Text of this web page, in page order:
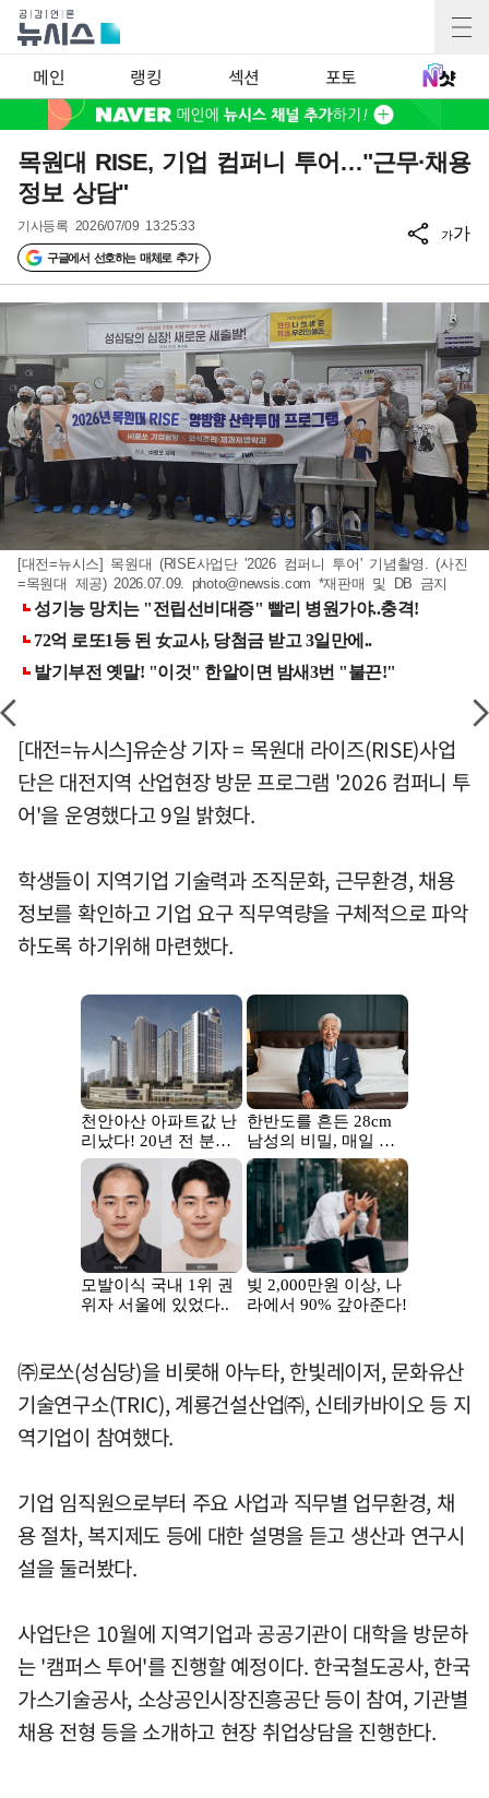
메인 랭킹 섹션 포토
목원대 RISE, 기업 컴퍼니 투어…"근무·채용
정보 상담"
기사등록 2026/07/09 13:25:33
구글에서 선호하는 매체로 추가
가가
[대전=뉴시스] 목원대 (RISE사업단 '2026 컴퍼니 투어' 기념촬영. (사진
=목원대 제공) 2026.07.09. photo@newsis.com *재판매 및 DB 금지
[대전=뉴시스]유순상 기자 = 목원대 라이즈(RISE)사업
단은 대전지역 산업현장 방문 프로그램 '2026 컴퍼니 투
어'을 운영했다고 9일 밝혔다.
학생들이 지역기업 기술력과 조직문화, 근무환경, 채용
정보를 확인하고 기업 요구 직무역량을 구체적으로 파악
하도록 하기위해 마련했다.
㈜로쏘(성심당)을 비롯해 아누타, 한빛레이저, 문화유산
기술연구소(TRIC), 계룡건설산업㈜, 신테카바이오 등 지
역기업이 참여했다.
기업 임직원으로부터 주요 사업과 직무별 업무환경, 채
용 절차, 복지제도 등에 대한 설명을 듣고 생산과 연구시
설을 둘러봤다.
사업단은 10월에 지역기업과 공공기관이 대학을 방문하
는 '캠퍼스 투어'를 진행할 예정이다. 한국철도공사, 한국
가스기술공사, 소상공인시장진흥공단 등이 참여, 기관별
채용 전형 등을 소개하고 현장 취업상담을 진행한다.